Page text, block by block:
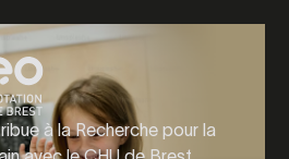
à la Recherche pour la